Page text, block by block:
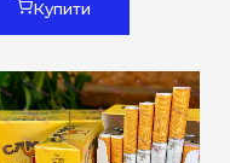
Купити